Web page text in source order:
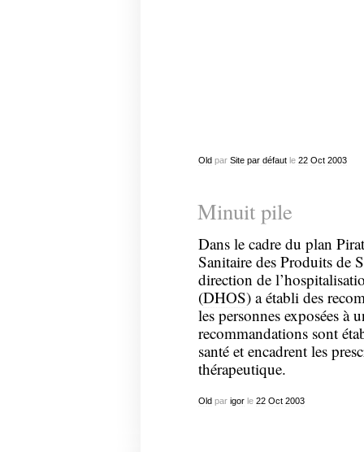
Oldpar Site par défautle 22 Oct 2003
Minuit pile
Dans le cadre du plan
Sanitaire des Produits de
direction de
(DHOS) a établi des
les personnes exposées à
recommandations sont
santé et encadrent les
thérapeutique.
Old par igorle 22 Oct 2003